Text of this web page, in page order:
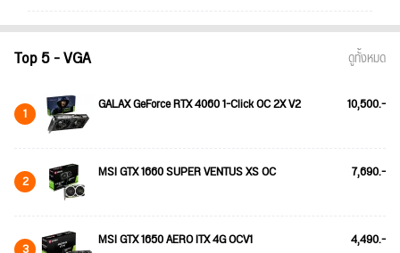
Top 5 - VGA ดูทั้งหมด
1 GALAX GeForce RTX 4060 1-Click OC 2X V2 10,500.-
2 MSI GTX 1660 SUPER VENTUS XS OC 7,690.-
MSI GTX 1650 AERO ITX 4G OCV1 4,490.-